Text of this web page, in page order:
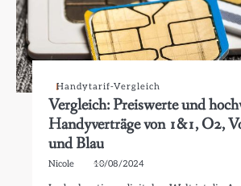
Handytarif-Vergleich
Vergleich: Preiswerte und
Handyverträge von 1&1, O2,
und Blau
Nicole 10/08/2024